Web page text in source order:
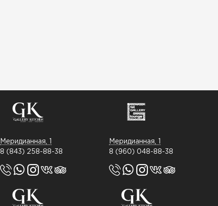
Меридианная, 1
8 (843) 258-88-38
Меридианная, 1
8 (960) 048-88-38